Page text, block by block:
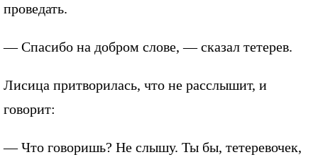
проведать.
— Спасибо на добром слове, — сказал тетерев.
Лисица притворилась, что не расслышит, и
говорит:
— Что говоришь? Не слышу. Ты бы, тетеревочек,